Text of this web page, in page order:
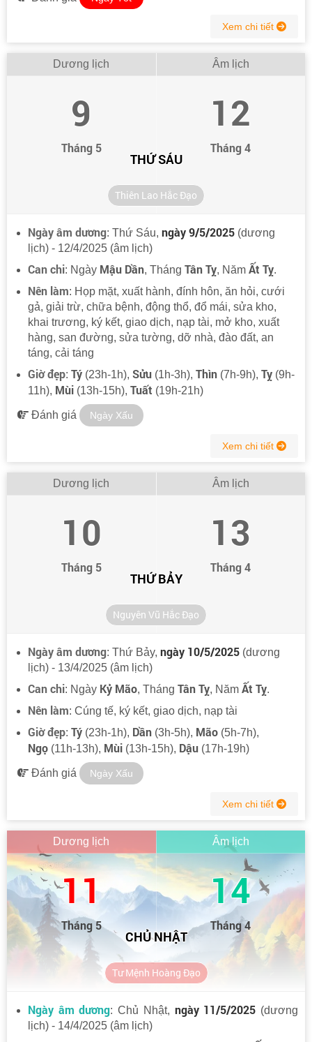
Xem chi tiết
Dương lịch
9
Tháng 5
Âm lịch
12
Tháng 4
THỨ SÁU
Thiên Lao Hắc Đạo
Ngày âm dương: Thứ Sáu, ngày 9/5/2025 (dương
lịch) - 12/4/2025 (âm lịch)
Can chi: Ngày Mậu Dần, Tháng Tân Tỵ, Năm Ất Tỵ.
Nên làm: Họp mặt, xuất hành, đính hôn, ăn hỏi, cưới
gả, giải trừ, chữa bệnh, động thổ, đổ mái, sửa kho,
khai trương, ký kết, giao dịch, nạp tài, mở kho, xuất
hàng, san đường, sửa tường, dỡ nhà, đào đất, an
táng, cải táng
Giờ đẹp: Tý (23h-1h), Sửu (1h-3h), Thìn (7h-9h), Tỵ (9h-
11h), Mùi (13h-15h), Tuất (19h-21h)
Đánh giá Ngày Xấu
Xem chi tiết
Dương lịch
10
Tháng 5
Âm lịch
13
Tháng 4
THỨ BẢY
Nguyên Vũ Hắc Đạo
Ngày âm dương: Thứ Bảy, ngày 10/5/2025 (dương
lịch) - 13/4/2025 (âm lịch)
Can chi: Ngày Kỷ Mão, Tháng Tân Tỵ, Năm Ất Tỵ.
Nên làm: Cúng tế, ký kết, giao dịch, nạp tài
Giờ đẹp: Tý (23h-1h), Dần (3h-5h), Mão (5h-7h),
Ngọ (11h-13h), Mùi (13h-15h), Dậu (17h-19h)
Đánh giá Ngày Xấu
Xem chi tiết
Dương lịch
11
Tháng 5
Âm lịch
14
Tháng 4
CHỦ NHẬT
Tư Mệnh Hoàng Đạo
Ngày âm dương: Chủ Nhật, ngày 11/5/2025 (dương
lịch) - 14/4/2025 (âm lịch)